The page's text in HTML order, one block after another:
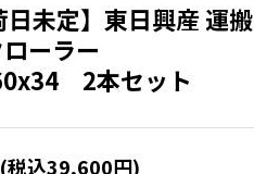
日未定】東日興産 運搬
ローラー
2本セット
込39,600円)